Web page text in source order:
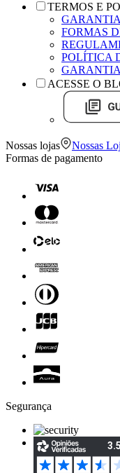
TERMOS E
GARANTIA
FORMAS
POLÍTICA
ACESSE O
Nossas lojas
Nossas
Formas de pagamento
Segurança